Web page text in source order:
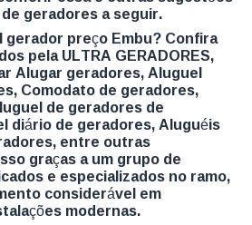
geradores a seguir.
preço Embu? Confira
pela ULTRA GERADORES,
Alugar geradores, Aluguel
Comodato de geradores,
de geradores de
diário de geradores, Aluguéis
entre outras
graças a um grupo de
e especializados no ramo,
considerável em
modernas.